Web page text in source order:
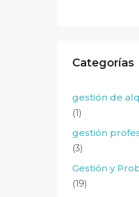
Categorías
gestión de
(1)
gestión
(3)
Gestión y
(19)